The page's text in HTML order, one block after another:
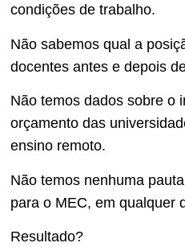
condições de trabalho.
Não sabemos qual a
docentes antes e depois
Não temos dados sobre o
orçamento das
ensino remoto.
Não temos nenhuma
para o MEC, em qualquer
Resultado?